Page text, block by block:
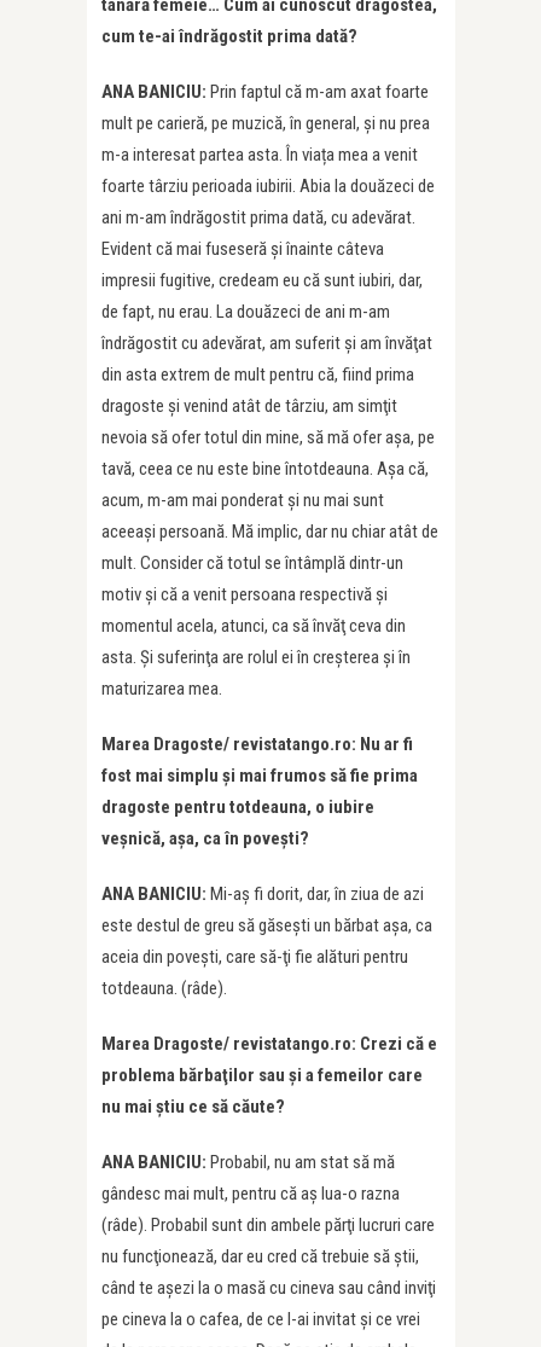
tânără femeie… Cum ai cunoscut dragostea,
cum te-ai îndrăgostit prima dată?
ANA BANICIU: Prin faptul că m-am axat foarte
mult pe carieră, pe muzică, în general, şi nu prea
m-a interesat partea asta. În viața mea a venit
foarte târziu perioada iubirii. Abia la douăzeci de
ani m-am îndrăgostit prima dată, cu adevărat.
Evident că mai fuseseră și înainte câteva
impresii fugitive, credeam eu că sunt iubiri, dar,
de fapt, nu erau. La douăzeci de ani m-am
îndrăgostit cu adevărat, am suferit şi am învăţat
din asta extrem de mult pentru că, fiind prima
dragoste şi venind atât de târziu, am simţit
nevoia să ofer totul din mine, să mă ofer aşa, pe
tavă, ceea ce nu este bine întotdeauna. Aşa că,
acum, m-am mai ponderat şi nu mai sunt
aceeaşi persoană. Mă implic, dar nu chiar atât de
mult. Consider că totul se întâmplă dintr-un
motiv şi că a venit persoana respectivă şi
momentul acela, atunci, ca să învăţ ceva din
asta. Şi suferinţa are rolul ei în creşterea şi în
maturizarea mea.
Marea Dragoste/ revistatango.ro: Nu ar fi
fost mai simplu şi mai frumos să fie prima
dragoste pentru totdeauna, o iubire
veşnică, aşa, ca în poveşti?
ANA BANICIU: Mi-aş fi dorit, dar, în ziua de azi
este destul de greu să găseşti un bărbat așa, ca
aceia din povești, care să-ţi fie alături pentru
totdeauna. (râde).
Marea Dragoste/ revistatango.ro: Crezi că e
problema bărbaţilor sau şi a femeilor care
nu mai ştiu ce să căute?
ANA BANICIU: Probabil, nu am stat să mă
gândesc mai mult, pentru că aş lua-o razna
(râde). Probabil sunt din ambele părţi lucruri care
nu funcţionează, dar eu cred că trebuie să ştii,
când te aşezi la o masă cu cineva sau când inviţi
pe cineva la o cafea, de ce l-ai invitat şi ce vrei